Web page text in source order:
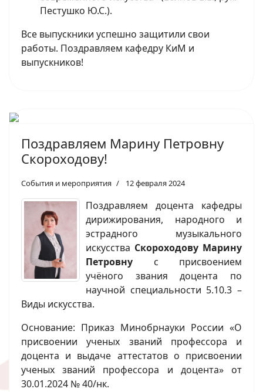
Пестушко Ю.С.).
Все выпускники успешно защитили свои
работы. Поздравляем кафедру КиМ и
выпускников!
Поздравляем Марину Петровну
Скороходову!
События и мероприятия 12 февраля 2024
Поздравляем доцента кафедры
дирижирования, народного и
эстрадного музыкального
искусства Скороходову Марину
Петровну с присвоением
учёного звания доцента по
научной специальности 5.10.3 –
Виды искусства.
Основание: Приказ Минобрнауки России «О
присвоении ученых званий профессора и
доцента и выдаче аттестатов о присвоении
ученых званий профессора и доцента» от
30.01.2024 № 40/нк.